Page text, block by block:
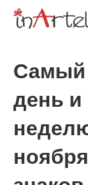
Перейти
Самый
день и